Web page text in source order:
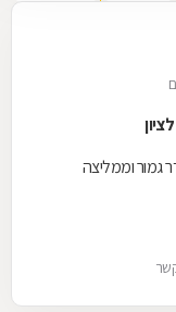
גמור וממליצה